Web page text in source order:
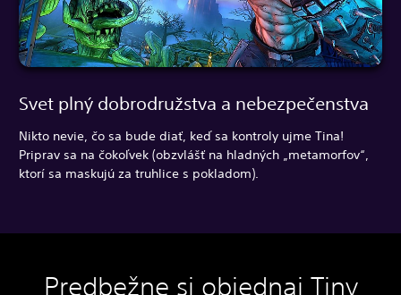
Svet plný dobrodružstva a nebezpečenstva
Nikto nevie, čo sa bude diať, keď sa kontroly ujme Tina!
Priprav sa na čokoľvek (obzvlášť na hladných „metamorfov“,
ktorí sa maskujú za truhlice s pokladom).
Predbežne si objednaj Tiny